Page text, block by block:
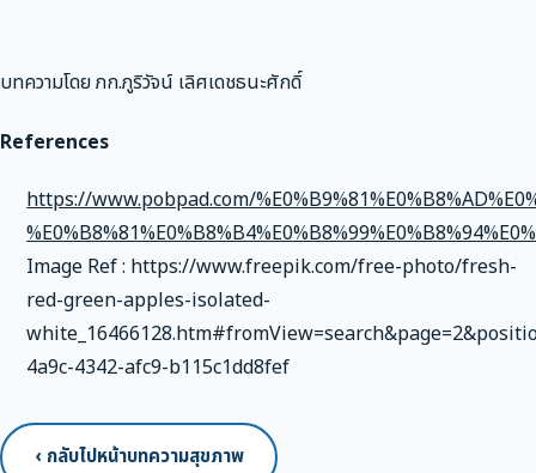
บทความโดย ภก.ภูริวัจน์ เลิศเดชธนะศักดิ์
References
https://www.pobpad.com/
Image Ref : https://www.freepik.com/free-photo/fresh-
red-green-apples-isolated-
4a9c-4342-afc9-b115c1dd8fef
‹ กลับไปหน้าบทความสุขภาพ